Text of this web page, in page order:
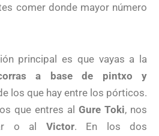
comer donde mayor número
principal es que vayas a la
a base de pintxo y
los que hay entre los pórticos.
que entres al Gure Toki, nos
o al Victor. En los dos